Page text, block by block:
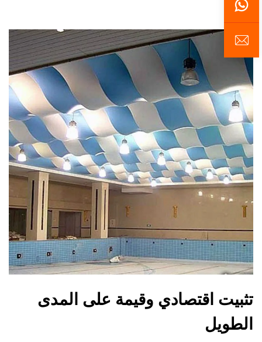
تثبيت اقتصادي وقيمة على المدى
الطويل